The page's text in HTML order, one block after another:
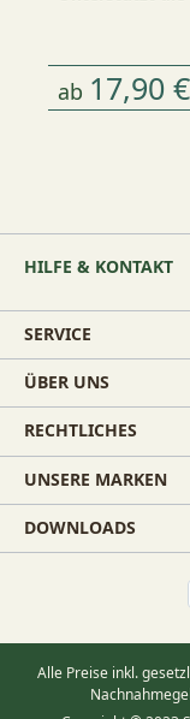
ab 17,90
HILFE & KONTAKT
SERVICE
ÜBER UNS
RECHTLICHES
UNSERE MARKEN
DOWNLOADS
Alle Preise inkl.